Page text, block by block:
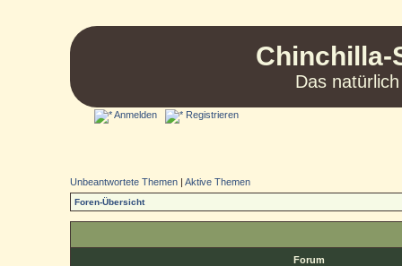
Chinchilla-
Das
Anmelden Registrieren
Unbeantwortete Themen |Aktive Themen
Foren-Übersicht
Forum